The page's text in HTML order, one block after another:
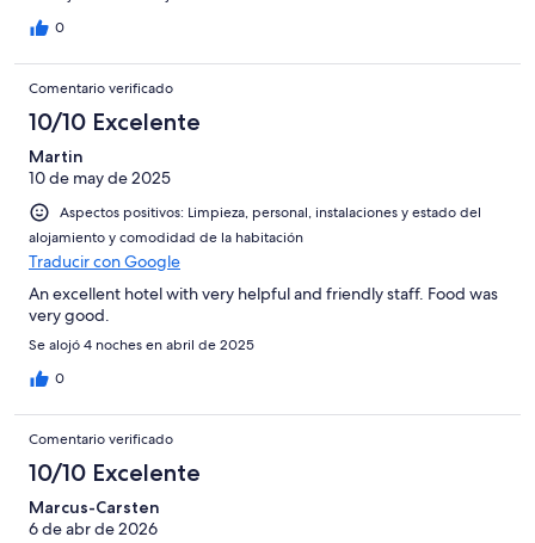
0
Comentario verificado
10/10 Excelente
Martin
10 de may de 2025
Aspectos positivos: Limpieza, personal, instalaciones y estado del
alojamiento y comodidad de la habitación
Traducir con Google
An excellent hotel with very helpful and friendly staff. Food was
very good.
Se alojó 4 noches en abril de 2025
0
Comentario verificado
10/10 Excelente
Marcus-Carsten
6 de abr de 2026